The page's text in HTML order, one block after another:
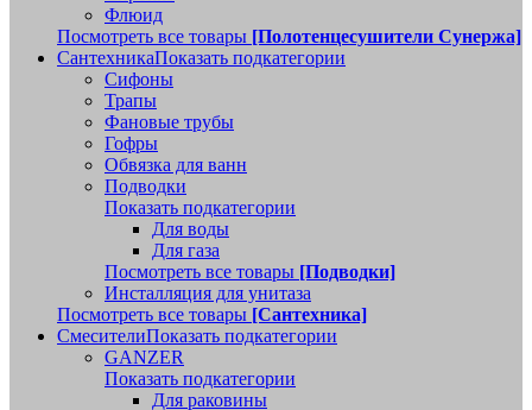
Флюид
Посмотреть все товары [Полотенцесушители Сунержа]
СантехникаПоказать подкатегории
Сифоны
Трапы
Фановые трубы
Гофры
Обвязка для ванн
Подводки
Показать подкатегории
Для воды
Для газа
Посмотреть все товары [Подводки]
Инсталляция для унитаза
Посмотреть все товары [Сантехника]
СмесителиПоказать подкатегории
GANZER
Показать подкатегории
Для раковины